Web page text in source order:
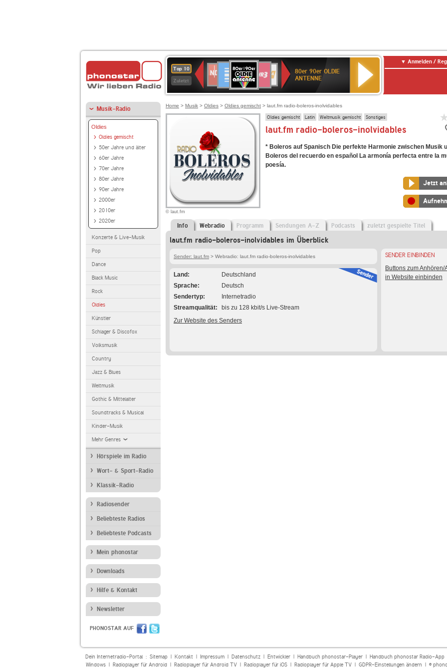
Top 10
Zuletzt
Deutschlandfunk
80er
90er
OLDIE
ANTENNE
SWR3
SWR
Kultur
NDR
2
80er 90er OLDIE
ANTENNE
Anmelden /
Musik-Radio
Oldies
Oldies gemischt
50er Jahre und älter
60er Jahre
70er Jahre
80er Jahre
90er Jahre
2000er
2010er
2020er
Konzerte & Live-Musik
Pop
Dance
Black Music
Rock
Oldies
Künstler
Schlager & Discofox
Volksmusik
Country
Jazz & Blues
Weltmusik
Gothic & Mittelalter
Soundtracks & Musical
Kinder-Musik
Mehr Genres
Hörspiele im Radio
Wort- & Sport-Radio
Klassik-Radio
Radiosender
Beliebteste Radios
Beliebteste Podcasts
Mein phonostar
Downloads
Hilfe & Kontakt
Newsletter
PHONOSTAR AUF
Home > Musik > Oldies > Oldies gemischt > laut.fm radio-boleros-inolvidables
© laut.fm
Oldies gemischt Latin Weltmusik gemischt Sonstiges
laut.fm radio-boleros-inolvidables
* Boleros auf Spanisch Die perfekte Harmonie zwischen Musik
Boleros del recuerdo en español La armonía perfecta entre la
poesía.
Jetzt
Info Webradio Programm Sendungen A-Z Podcasts zuletzt gespielte Titel
laut.fm radio-boleros-inolvidables im Überblick
Sender: laut.fm > Webradio: laut.fm radio-boleros-inolvidables
Land
Deutschland
Sprache
Deutsch
Sendertyp
Internetradio
Streamqualität
bis zu 128 kbit/s Live-Stream
Zur Website des Senders
SENDER EINBINDEN
Buttons zum Anhören/
in Website einbinden
Dein Internetradio-Portal : Sitemap| Kontakt| Impressum| Datenschutz| Entwickler| Handbuch phonostar-Player| Handbuch phonostar Radio-App
Windows| Radioplayer für Android| Radioplayer für Android TV| Radioplayer für iOS| Radioplayer für Apple TV| GDPR-Einstellungen ändern | ©